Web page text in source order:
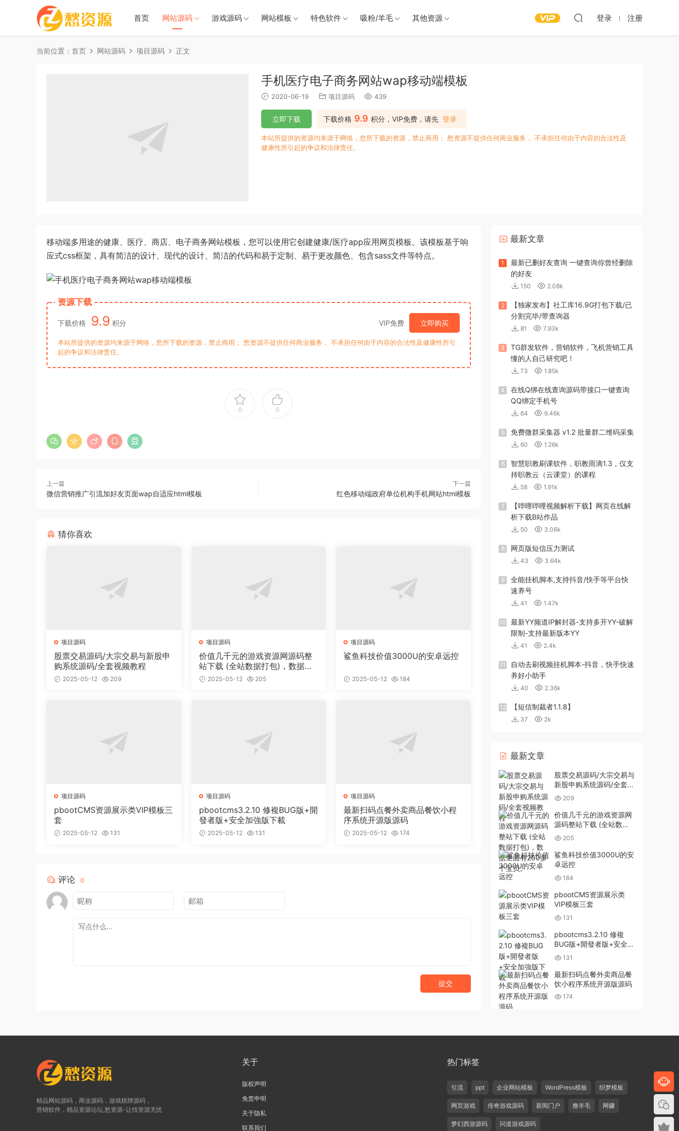
首页 网站源码 游戏源码 网站模板 特色软件 吸粉/羊毛 其他资源 登录 注册
当前位置： 首页 网站源码 项目源码 正文
手机医疗电子商务网站wap移动端模板
2020-06-19 项目源码 439
下载价格 9.9 积分，VIP免费，请先 登录
立即下载
本站所提供的资源均来源于网络，您所下载的资源，禁止商用； 愁资源不提供任何商业服务， 不承担任何由于内容的合法性及
健康性所引起的争议和法律责任。
移动端多用途的健康、医疗、商店、电子商务网站模板，您可以使用它创建健康/医疗app应用网页模板。该模板基于响
应式css框架，具有简洁的设计、现代的设计、简洁的代码和易于定制、易于更改颜色、包含sass文件等特点。
资源下载
下载价格 9.9 积分 VIP免费 立即购买
本站所提供的资源均来源于网络，您所下载的资源，禁止商用； 愁资源不提供任何商业服务， 不承担任何由于内容的合法性及健康性所引
起的争议和法律责任。
0 0
上一篇
微信营销推广引流加好友页面wap自适应html模板
下一篇
红色移动端政府单位机构手机网站html模板
猜你喜欢
项目源码
股票交易源码/大宗交易与新股申
购系统源码/全套视频教程
2025-05-12 209
项目源码
价值几千元的游戏资源网源码整
站下载 (全站数据打包)，数据里
面有200多个宝贝。
2025-05-12 205
项目源码
鲨鱼科技价值3000U的安卓远控
2025-05-12 184
项目源码
pbootCMS资源展示类VIP模板三
套
2025-05-12 131
项目源码
pbootcms3.2.10 修複BUG版+開
發者版+安全加強版下載
2025-05-12 131
项目源码
最新扫码点餐外卖商品餐饮小程
序系统开源版源码
2025-05-12 174
评论 0
提交
最新文章
1
最新已删好友查询 一键查询你曾经删除
的好友
150 2.08k
2
【独家发布】社工库16.9G打包下载/已
分割完毕/带查询器
81 7.93k
3
TG群发软件，营销软件，飞机营销工具
懂的人自己研究吧！
73 1.85k
4
在线Q绑在线查询源码带接口一键查询
QQ绑定手机号
64 9.46k
5 免费微群采集器 v1.2 批量群二维码采集
60 1.26k
6
智慧职教刷课软件，职教雨滴1.3，仅支
持职教云（云课堂）的课程
58 1.91k
7
【哔哩哔哩视频解析下载】网页在线解
析下载B站作品
50 3.06k
8 网页版短信压力测试
43 3.64k
9
全能挂机脚本,支持抖音/快手等平台快
速养号
41 1.47k
10
最新YY频道IP解封器-支持多开YY-破解
限制-支持最新版本YY
41 2.4k
11
自动去刷视频挂机脚本-抖音，快手快速
养好小助手
40 2.36k
12 【短信制裁者1.1.8】
37 2k
最新文章
股票交易源码/大宗交易与
新股申购系统源码/全套视
频教程
209
价值几千元的游戏资源网
源码整站下载 (全站数据
打包)，数据里面有200多
个宝贝。
205
鲨鱼科技价值3000U的安
卓远控
184
pbootCMS资源展示类
VIP模板三套
131
pbootcms3.2.10 修複
BUG版+開發者版+安全加
強版下載
131
最新扫码点餐外卖商品餐
饮小程序系统开源版源码
174
精品网站源码，商业源码，游戏棋牌源码，
营销软件，精品资源论坛,愁资源-让找资源无忧
关于
版权声明
免责申明
关于隐私
联系我们
热门标签
引流 ppt 企业网站模板 WordPress模板 织梦模板
网页游戏 传奇游戏源码 新闻门户 撸羊毛 网赚
梦幻西游源码 问道游戏源码